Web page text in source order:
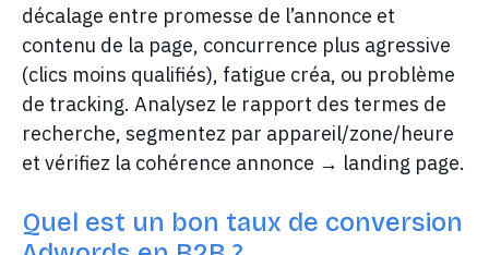
décalage entre promesse de l’annonce et
contenu de la page, concurrence plus agressive
(clics moins qualifiés), fatigue créa, ou problème
de tracking. Analysez le rapport des termes de
recherche, segmentez par appareil/zone/heure
et vérifiez la cohérence annonce → landing page.
Quel est un bon taux de conversion